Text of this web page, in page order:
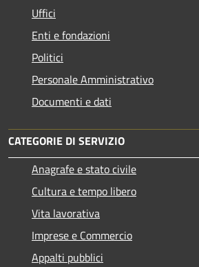
Uffici
Enti e fondazioni
Politici
Personale Amministrativo
Documenti e dati
CATEGORIE DI SERVIZIO
Anagrafe e stato civile
Cultura e tempo libero
Vita lavorativa
Imprese e Commercio
Appalti pubblici